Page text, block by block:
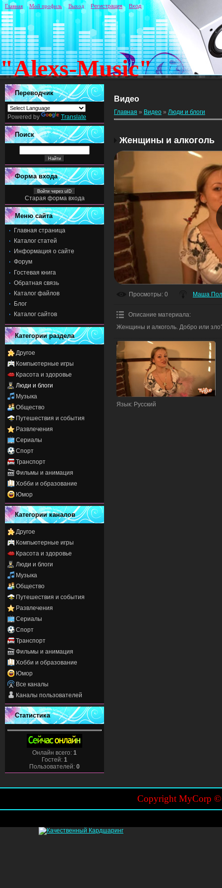
"Alexs-Music"
Главная Мой профиль Выход Регистрация Вход
Переводчик
Powered by Translate
Поиск
Форма входа
Войти через uID
Старая форма входа
Меню сайта
Главная страница
Каталог статей
Информация о сайте
Форум
Гостевая книга
Обратная связь
Каталог файлов
Блог
Каталог сайтов
Категории раздела
Другое
Компьютерные игры
Красота и здоровье
Люди и блоги
Музыка
Общество
Путешествия и события
Развлечения
Сериалы
Спорт
Транспорт
Фильмы и анимация
Хобби и образование
Юмор
Категории каналов
Другое
Компьютерные игры
Красота и здоровье
Люди и блоги
Музыка
Общество
Путешествия и события
Развлечения
Сериалы
Спорт
Транспорт
Фильмы и анимация
Хобби и образование
Юмор
Все каналы
Каналы пользователей
Статистика
Онлайн всего: 1
Гостей: 1
Пользователей: 0
Видео
Главная » Видео » Люди и блоги
Женщины и алкоголь
Просмотры: 0 Маша
Описание материала:
Женщины и алкоголь. Добро или
Язык: Русский
Copyright MyCorp